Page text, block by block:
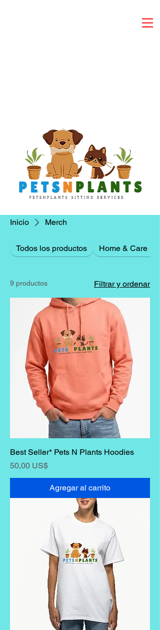
Inicio Merch
Todos los productos Home & Care
9 productos Filtrar y ordenar
Best Seller* Pets N Plants Hoodies
Precio
50,00 US$
Agregar al carrito